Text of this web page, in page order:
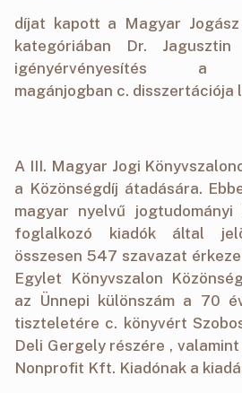
díjat kapott a Magyar
kategóriában Dr. Jagusztin
igényérvényesítés a
magánjogban c. disszertációja
A III. Magyar Jogi
a Közönségdíj átadására.
magyar nyelvű jogtudományi
foglalkozó kiadók által
összesen 547 szavazat
Egylet Könyvszalon
az Ünnepi különszám a 70
tiszteletére c. könyvért
Deli Gergely részére ,
Nonprofit Kft. Kiadónak a